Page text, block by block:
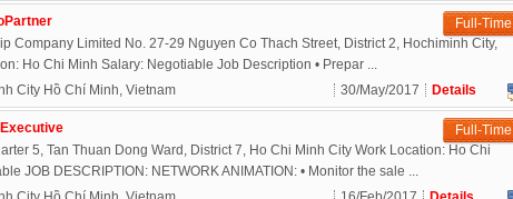
Full-Time
Company Limited No. 27-29 Nguyen Co Thach Street, District 2, Hochiminh City,
Ho Chi Minh Salary: Negotiable Job Description • Prepar ...
City Hồ Chí Minh, Vietnam 30/May/2017 Details
Full-Time
5, Tan Thuan Dong Ward, District 7, Ho Chi Minh City Work Location: Ho Chi
JOB DESCRIPTION: NETWORK ANIMATION: • Monitor the sale ...